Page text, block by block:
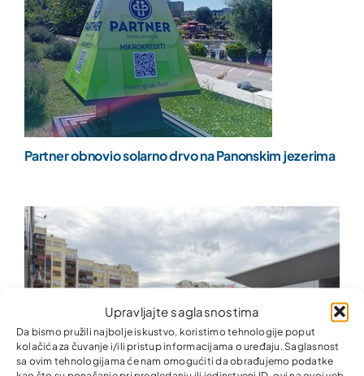
Upravljajte saglasnostima
Da bismo pružili najbolje iskustvo, koristimo tehnologije poput
kolačića za čuvanje i/ili pristup informacijama o uređaju. Saglasnost
sa ovim tehnologijama će nam omogućiti da obrađujemo podatke
Partner obnovio solarno drvo na Panonskim jezerima